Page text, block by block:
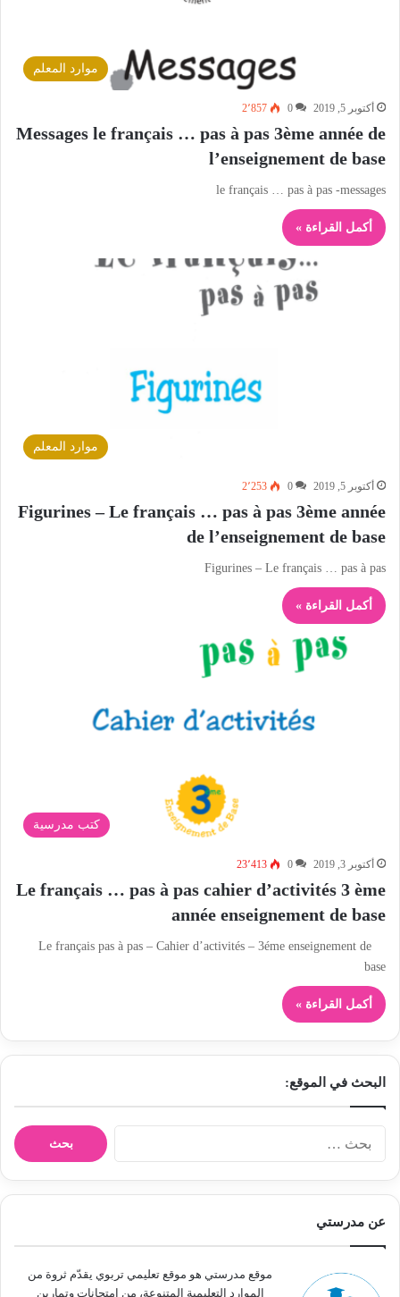
موارد المعلم
أكتوبر 5, 2019 0 2٬857
Messages le français … pas à pas 3ème année de
l’enseignement de base
le français … pas à pas -messages
أكمل القراءة »
موارد المعلم
أكتوبر 5, 2019 0 2٬253
Figurines – Le français … pas à pas 3ème année
de l’enseignement de base
Figurines – Le français … pas à pas
أكمل القراءة »
كتب مدرسية
أكتوبر 3, 2019 0 23٬413
Le français … pas à pas cahier d’activités 3 ème
année enseignement de base
Le français pas à pas – Cahier d’activités – 3éme enseignement de
base
أكمل القراءة »
البحث في الموقع:
ن
عن مدرستي
موقع مدرستي هو موقع تعليمي تربوي يقدّم ثروة من
الموارد التعليمية المتنوعة، من امتحانات وتمارين